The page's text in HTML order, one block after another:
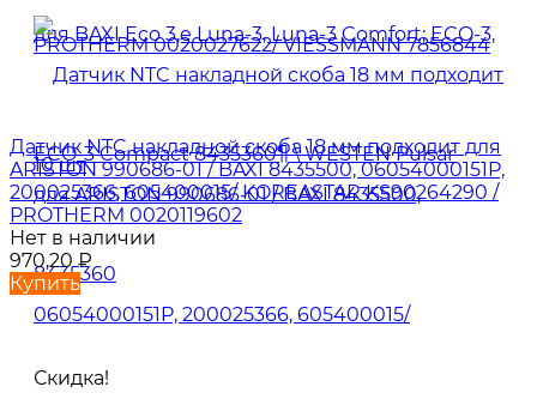
Датчик NTC накладной скоба 18 мм подходит для
ARISTON 990686-01 / BAXI 8435500, 06054000151P,
200025366, 605400015/ KOREASTAR KS90264290 /
PROTHERM 0020119602
Нет в наличии
970,20₽
Купить
Скидка!